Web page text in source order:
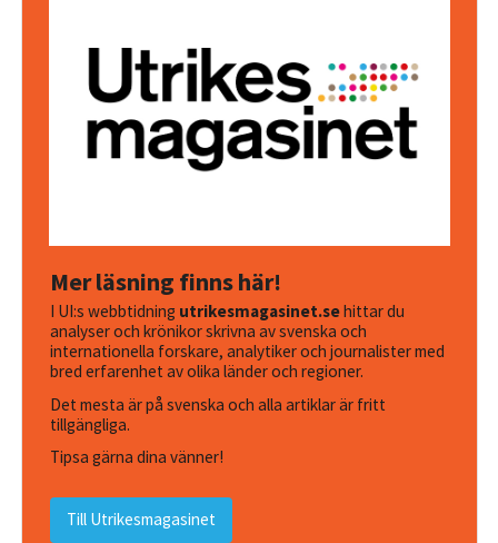
Mer läsning finns här!
I UI:s webbtidning utrikesmagasinet.sehittar du
analyser och krönikor skrivna av svenska och
internationella forskare, analytiker och journalister med
bred erfarenhet av olika länder och regioner.
Det mesta är på svenska och alla artiklar är fritt
tillgängliga.
Tipsa gärna dina vänner!
Till Utrikesmagasinet